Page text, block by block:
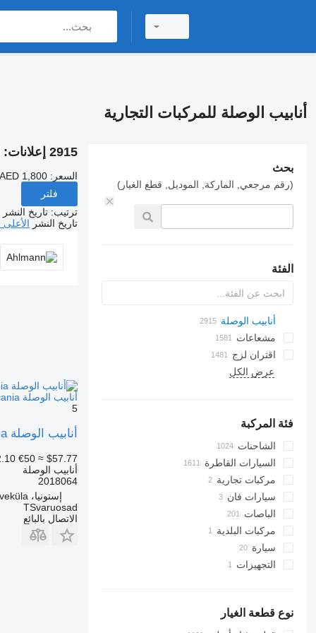
أنابيب الوصلة للمركبات التجارية
بحث
(رقم مرجعي, الماركة, الموديل, قطع الغيار)
الفئة
أنابيب الوصلة
مشعاعات
اقتران لزج
عرض الكل
فئة المركبة
الشاحنات
السيارات القاطرة
مركبات تجارية
سيارات فان
الباصات
مركبات البلدية
سيارة بلدية
شاحنات جمع ونقل النفايات
سيارة
التجهيزات
نوع قطعة الغيار
2915 إعلانات:
السعر: 1,800
فلتر
ترتيب: تاريخ النشر
تاريخ النشر
أنابيب الوصلة Scania أنبوب سائل التبريد، المثبط 2018064 لـ السيارات القاطرة Scania R410
5
أنابيب الوصلة Scania أنبوب سائل التبريد، المثبط 2018064 لـ السيارات القاطرة Scania R410
€50 ≈ $57.77
أنابيب الوصلة
2018064
إستونيا، Kõrveküla
TSvaruosad
الاتصال بالبائع